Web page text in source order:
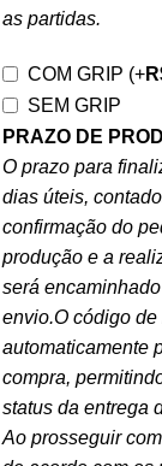
as partidas.
COM GRIP (+
SEM GRIP
PRAZO DE
O prazo para
dias úteis,
confirmação do
produção e a
será
envio.O código
automaticamente
compra,
status da entrega
Ao prosseguir